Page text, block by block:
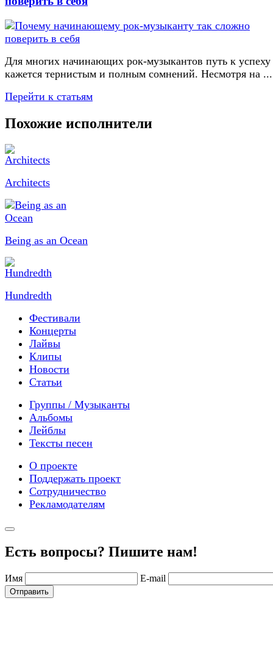
Для многих начинающих рок-музыкантов путь к успеху
кажется тернистым и полным сомнений. Несмотря на ...
Перейти к статьям
Похожие исполнители
Architects
Being as an Ocean
Hundredth
Фестивали
Концерты
Лайвы
Клипы
Новости
Статьи
Группы / Музыканты
Альбомы
Лейблы
Тексты песен
О проекте
Поддержать проект
Сотрудничество
Рекламодателям
Есть вопросы? Пишите нам!
Имя E-mail